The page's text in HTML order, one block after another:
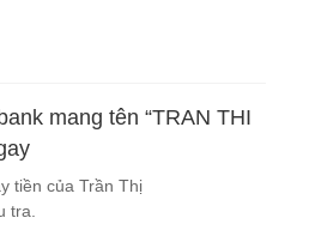
mang tên “TRAN THI
tiền của Trần Thị
tra.